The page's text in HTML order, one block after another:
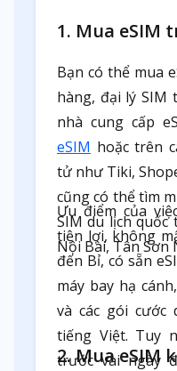
1. Mua eSIM
Bạn có thể mua
hàng, đại lý SIM
nhà cung cấp
eSIM hoặc trên
tử như Tiki,
cũng có thể tìm
SIM du lịch quốc
Nội Bài, Tân
Ưu điểm của
tiện lợi, không
đến Bỉ, có sẵn
máy bay hạ
và các gói cước
tiếng Việt. Tuy
trước vài ngày
2. Mua eSIM